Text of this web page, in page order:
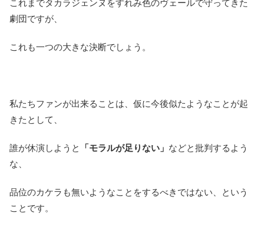
これまでタカラジェンヌをすれみ色のヴェールで守ってきた
劇団ですが、
これも一つの大きな決断でしょう。
私たちファンが出来ることは、仮に今後似たようなことが起
きたとして、
誰が休演しようと 「モラルが足りない」 などと批判するよう
な、
品位のカケラも無いようなことをするべきではない、という
ことです。